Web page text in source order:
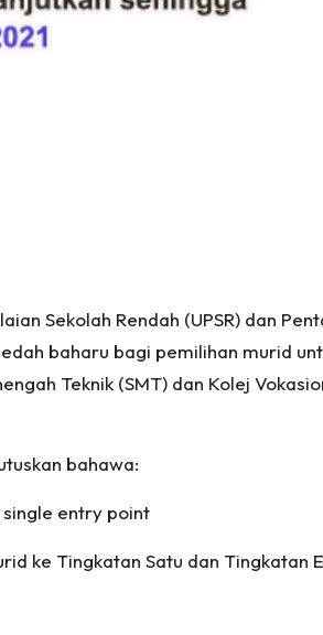
Sekolah Rendah (UPSR) dan
baharu bagi pemilihan murid
Teknik (SMT) dan Kolej
bahawa:
single entry point
ke Tingkatan Satu dan Tingkatan